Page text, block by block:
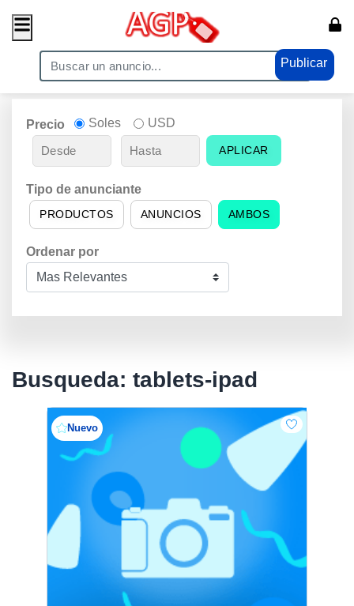
Publicar
Precio Soles USD
APLICAR
Tipo de anunciante
AMBOS
ANUNCIOS
PRODUCTOS
Ordenar por
Busqueda: tablets-ipad
Nuevo